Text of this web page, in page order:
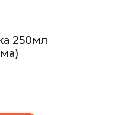
250мл